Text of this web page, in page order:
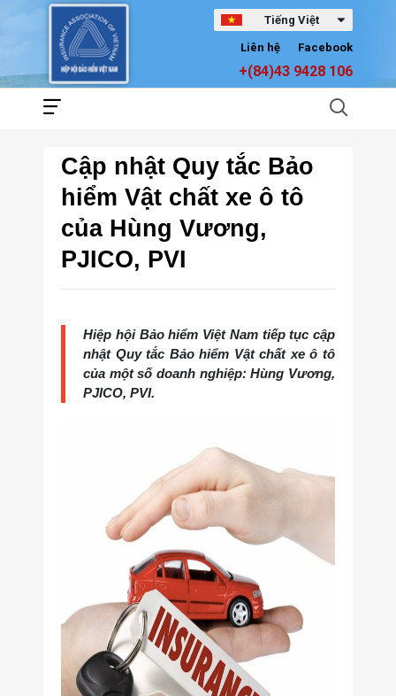
Tiếng Việt
Facebook
Liên hệ
+(84)43 9428 106
Cập nhật Quy tắc Bảo
hiểm Vật chất xe ô tô
của Hùng Vương,
PJICO, PVI
Hiệp hội Bảo hiểm Việt Nam tiếp tục cập
nhật Quy tắc Bảo hiểm Vật chất xe ô tô
của một số doanh nghiệp: Hùng Vương,
PJICO, PVI.